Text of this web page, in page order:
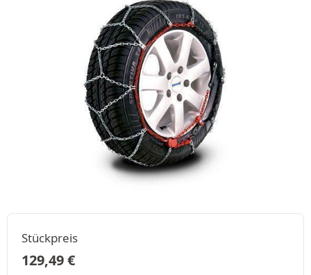
Stückpreis
129,49€